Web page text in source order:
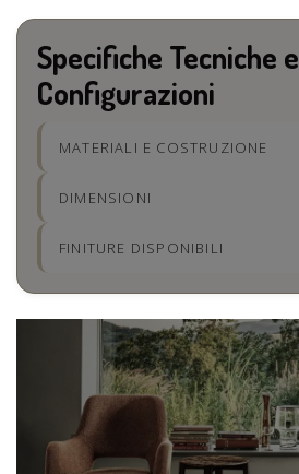
Specifiche Tecniche e
Configurazioni
MATERIALI E COSTRUZIONE
DIMENSIONI
FINITURE DISPONIBILI